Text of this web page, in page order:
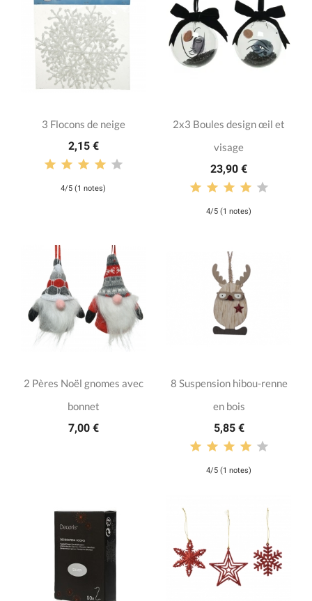
3 Flocons de neige
2,15 €
4/5 (1 notes)
2x3 Boules design œil et
visage
23,90 €
4/5 (1 notes)
2 Pères Noël gnomes avec
bonnet
7,00 €
8 Suspension hibou-renne
en bois
5,85 €
4/5 (1 notes)